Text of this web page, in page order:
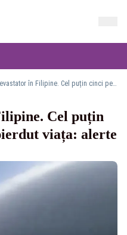
Seism devastator în Filipine. Cel puțin cinci persoane și-au pierdut viața: alerte de tsunam VIDEO
Cel puțin
viața: alerte